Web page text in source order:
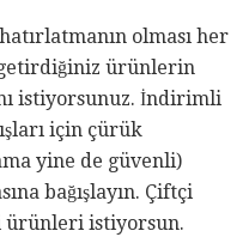
olması her
ürünlerin
istiyorsunuz. İndirimli
için çürük
yine de güvenli)
bağışlayın. Çiftçi
ürünleri istiyorsun.